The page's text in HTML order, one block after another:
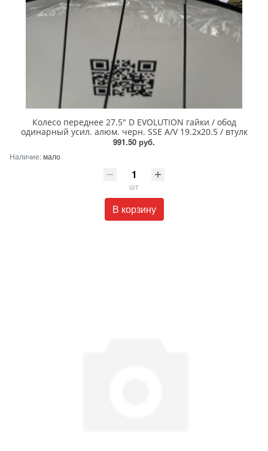
Колесо переднее 27.5" D EVOLUTION гайки / обод
одинарный усил. алюм. черн. SSE A/V 19.2х20.5 / втулк
991.50 руб.
Наличие:мало
шт
В корзину